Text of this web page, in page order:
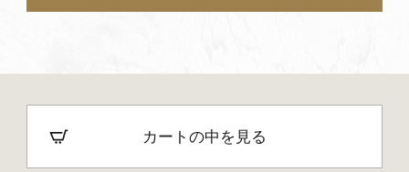
カートの中を見る